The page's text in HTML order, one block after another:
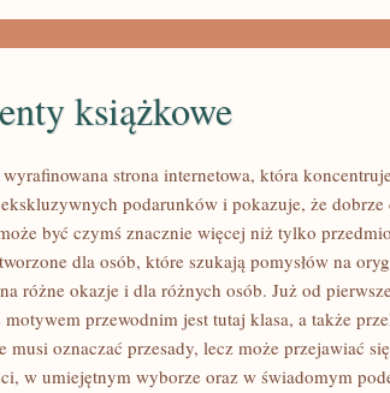
książkowe
strona internetowa, która
podarunków i pokazuje, że dobrze
być czymś znacznie więcej niż tylko
dla osób, które szukają pomysłów na
różne okazje i dla różnych osób. Już od
motywem przewodnim jest tutaj klasa, a także
musi oznaczać przesady, lecz może przejawiać
w umiejętnym wyborze oraz w świadomym